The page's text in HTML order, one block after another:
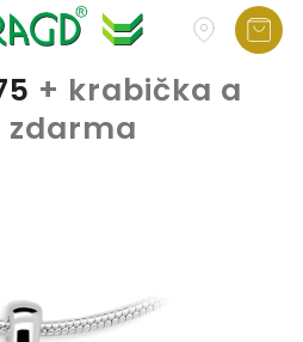
+ krabička a